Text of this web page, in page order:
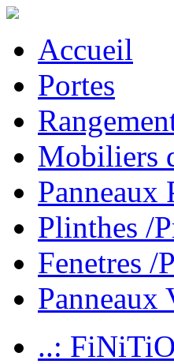
Accueil
Portes
Mobiliers
Panneaux
Plinthes /
Fenetres /
Panneaux
..: